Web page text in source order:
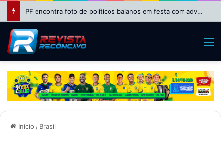
PF encontra foto de políticos baianos em festa com advogado investigado no caso do INSS
Início / Brasil